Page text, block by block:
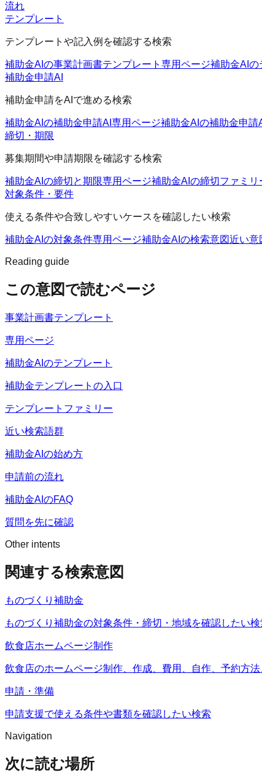
流れ
テンプレート
テンプレートや記入例を確認する検索
補助金AIの事業計画書テンプレート 専用ページ補助金AIの
補助金申請AI
補助金申請をAIで進める検索
補助金AIの補助金申請AI 専用ページ補助金AIの補助金申請
締切・期限
募集期間や申請期限を確認する検索
補助金AIの締切と期限専用ページ補助金AIの締切ファミリ
対象条件・要件
使える条件や合致しやすいケースを確認したい検索
補助金AIの対象条件専用ページ補助金AIの検索意図近い意
Reading guide
この意図で読むページ
事業計画書テンプレート
専用ページ
補助金AIのテンプレート
補助金テンプレートの入口
テンプレートファミリー
近い検索語群
補助金AIの始め方
申請前の流れ
補助金AIのFAQ
質問を先に確認
Other intents
関連する検索意図
ものづくり補助金
ものづくり補助金の対象条件・締切・地域を確認したい検
飲食店ホームページ制作
飲食店のホームページ制作、作成、費用、自作、予約方
申請・準備
申請支援で使える条件や書類を確認したい検索
Navigation
次に読む場所